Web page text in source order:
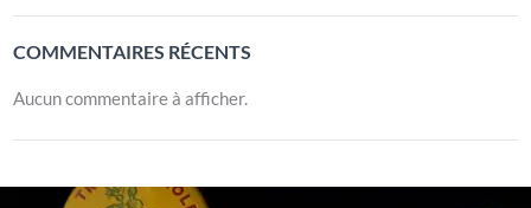
COMMENTAIRES RÉCENTS
Aucun commentaire à afficher.